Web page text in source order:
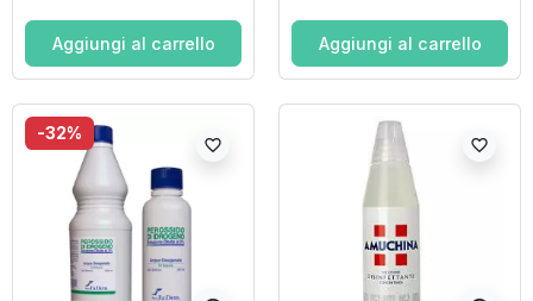
Aggiungi al carrello Aggiungi al carrello
-32%
favorite_border favorite_border